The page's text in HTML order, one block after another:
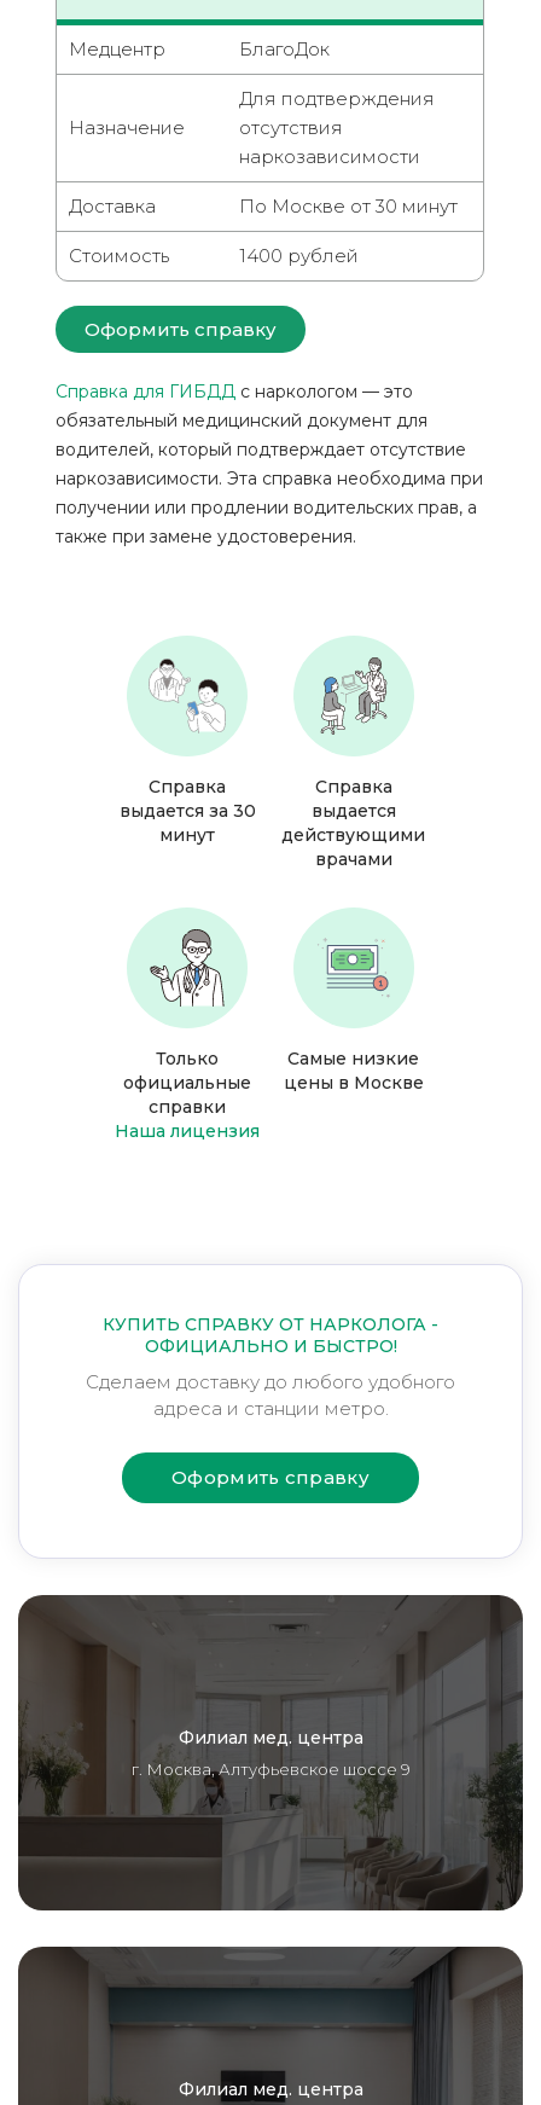
Медцентр БлагоДок
Назначение
Для подтверждения
отсутствия
наркозависимости
Доставка По Москве от 30 минут
Стоимость 1400 рублей
Оформить справку
Справка для ГИБДД с наркологом — это
обязательный медицинский документ для
водителей, который подтверждает отсутствие
наркозависимости. Эта справка необходима при
получении или продлении водительских прав, а
также при замене удостоверения.
Справка
выдается за 30
минут
Справка
выдается
действующими
врачами
Только
официальные
справки
Наша лицензия
Самые низкие
цены в Москве
КУПИТЬ СПРАВКУ ОТ НАРКОЛОГА -
ОФИЦИАЛЬНО И БЫСТРО!
Сделаем доставку до любого удобного
адреса и станции метро.
Оформить справку
Филиал мед. центра
г. Москва, Алтуфьевское шоссе 9
Филиал мед. центра